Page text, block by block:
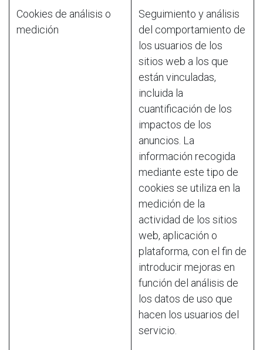
Cookies de análisis o
medición
Seguimiento y análisis
del comportamiento de
los usuarios de los
sitios web a los que
están vinculadas,
incluida la
cuantificación de los
impactos de los
anuncios. La
información recogida
mediante este tipo de
cookies se utiliza en la
medición de la
actividad de los sitios
web, aplicación o
plataforma, con el fin de
introducir mejoras en
función del análisis de
los datos de uso que
hacen los usuarios del
servicio.